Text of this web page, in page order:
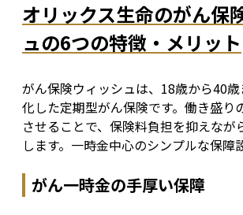
オリックス生命のがん保
ュの6つの特徴・メリット
がん保険ウィッシュは、18歳から40
化した定期型がん保険です。働き盛り
させることで、保険料負担を抑えなが
します。一時金中心のシンプルな保障
がん一時金の手厚い保障